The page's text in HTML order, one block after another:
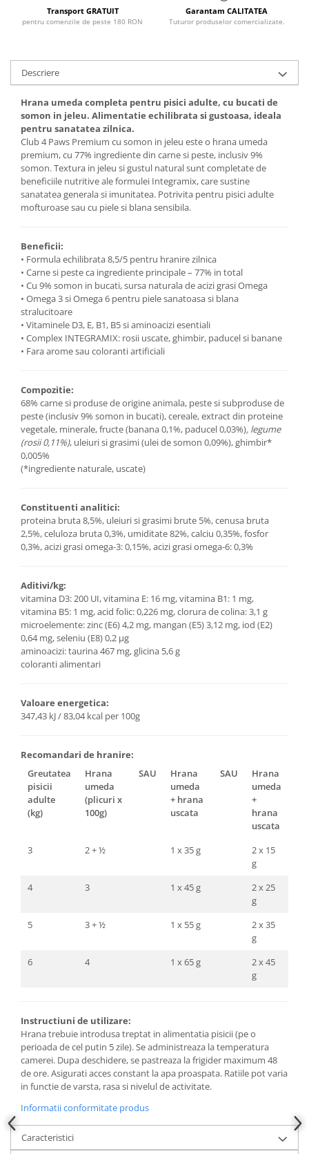
Transport GRATUIT
pentru comenzile de peste 180 RON
Garantam CALITATEA
Tuturor produselor comercializate.
Descriere
Hrana umeda completa pentru pisici adulte, cu bucati de
somon in jeleu. Alimentatie echilibrata si gustoasa, ideala
pentru sanatatea zilnica.
Club 4 Paws Premium cu somon in jeleu este o hrana umeda
premium, cu 77% ingrediente din carne si peste, inclusiv 9%
somon. Textura in jeleu si gustul natural sunt completate de
beneficiile nutritive ale formulei Integramix, care sustine
sanatatea generala si imunitatea. Potrivita pentru pisici adulte
mofturoase sau cu piele si blana sensibila.
Beneficii:
• Formula echilibrata 8,5/5 pentru hranire zilnica
• Carne si peste ca ingrediente principale – 77% in total
• Cu 9% somon in bucati, sursa naturala de acizi grasi Omega
• Omega 3 si Omega 6 pentru piele sanatoasa si blana
stralucitoare
• Vitaminele D3, E, B1, B5 si aminoacizi esentiali
• Complex INTEGRAMIX: rosii uscate, ghimbir, paducel si banane
• Fara arome sau coloranti artificiali
Compozitie:
68% carne si produse de origine animala, peste si subproduse de
peste (inclusiv 9% somon in bucati), cereale, extract din proteine
vegetale, minerale, fructe (banana 0,1%, paducel 0,03%), legume
(rosii 0,11%), uleiuri si grasimi (ulei de somon 0,09%), ghimbir*
0,005%
(*ingrediente naturale, uscate)
Constituenti analitici:
proteina bruta 8,5%, uleiuri si grasimi brute 5%, cenusa bruta
2,5%, celuloza bruta 0,3%, umiditate 82%, calciu 0,35%, fosfor
0,3%, acizi grasi omega-3: 0,15%, acizi grasi omega-6: 0,3%
Aditivi/kg:
vitamina D3: 200 UI, vitamina E: 16 mg, vitamina B1: 1 mg,
vitamina B5: 1 mg, acid folic: 0,226 mg, clorura de colina: 3,1 g
microelemente: zinc (E6) 4,2 mg, mangan (E5) 3,12 mg, iod (E2)
0,64 mg, seleniu (E8) 0,2 μg
aminoacizi: taurina 467 mg, glicina 5,6 g
coloranti alimentari
Valoare energetica:
347,43 kJ / 83,04 kcal per 100g
Recomandari de hranire:
Greutatea
pisicii
adulte
(kg)
Hrana
umeda
(plicuri x
100g)
SAU
Hrana
umeda
+ hrana
uscata
SAU
Hrana
umeda
+
hrana
uscata
3
2 + ½ 1 x 35 g
2 x 15
g
4
3 1 x 45 g
2 x 25
g
5
3 + ½ 1 x 55 g
2 x 35
g
6
4 1 x 65 g
2 x 45
g
Instructiuni de utilizare:
Hrana trebuie introdusa treptat in alimentatia pisicii (pe o
perioada de cel putin 5 zile). Se administreaza la temperatura
camerei. Dupa deschidere, se pastreaza la frigider maximum 48
de ore. Asigurati acces constant la apa proaspata. Ratiile pot varia
in functie de varsta, rasa si nivelul de activitate.
Informatii conformitate produs
Caracteristici